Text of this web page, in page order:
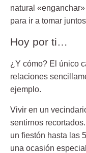
natural
para ir a tomar
Hoy por ti…
¿Y cómo? El único
relaciones
ejemplo.
Vivir en un
sentirnos
un fiestón hasta las
una ocasión